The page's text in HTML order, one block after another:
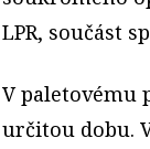
LPR, součást
V paletovému
určitou dobu.